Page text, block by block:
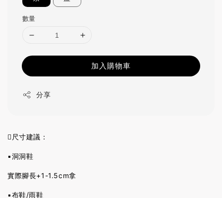
數量
加入購物車
分享
🪏尺寸建議：
▪️洞洞鞋
實際腳長+1-1.5cm拿
▪️布鞋/雨鞋